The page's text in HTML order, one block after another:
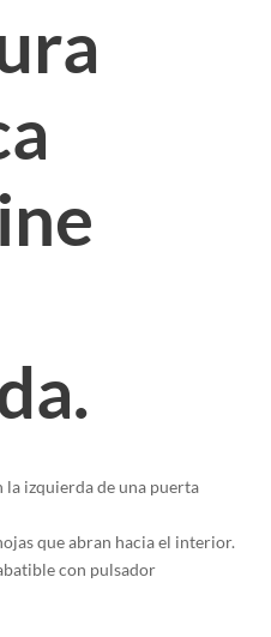
la izquierda de una puerta
que abran hacia el interior.
con pulsador